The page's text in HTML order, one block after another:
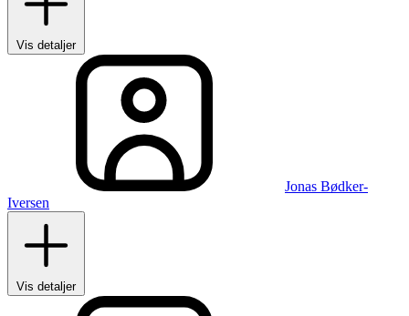
Vis detaljer
Jonas Bødker-
Iversen
Vis detaljer